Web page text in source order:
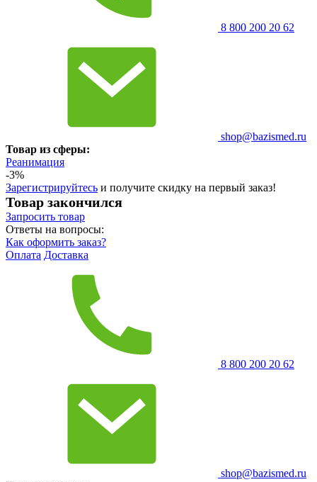
8 800 200 20 62
shop@bazismed.ru
Товар из сферы:
Реанимация
-3%
Зарегистрируйтесь и получите скидку на первый заказ!
Товар закончился
Запросить товар
Ответы на вопросы:
Как оформить заказ?
Оплата Доставка
8 800 200 20 62
shop@bazismed.ru